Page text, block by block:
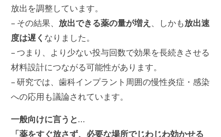
放出を調整しています。
– その結果、 放出できる薬の量が増え 、しかも放出速
度は遅く なりました。
– つまり、より少ない投与回数で効果を長続きさせる
材料設計につながる可能性があります。
– 研究では、歯科インプラント周囲の慢性炎症・感染
への応用も議論されています。
一般向けに言うと…
「薬をすぐ放さず、必要な場所でじわじわ効かせる